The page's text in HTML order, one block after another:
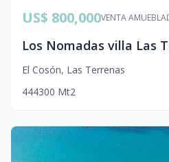
VENTA
US$ 800,000
Los Nomadas villa Las
El Cosón, Las Terrenas
444300 Mt2